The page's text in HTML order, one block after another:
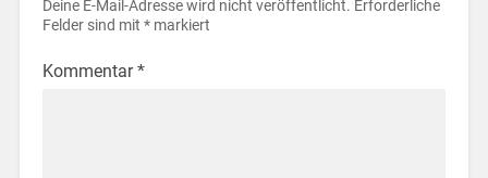
Deine E-Mail-Adresse wird nicht veröffentlicht. Erforderliche
Felder sind mit *markiert
Kommentar*